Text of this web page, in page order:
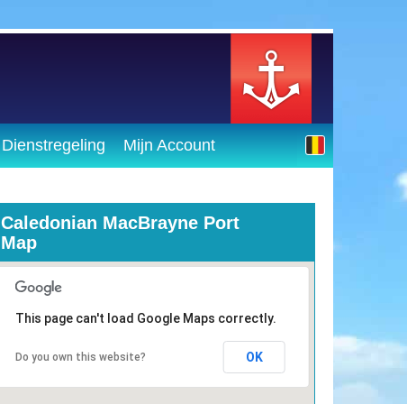
Dienstregeling Mijn Account
Caledonian MacBrayne Port
Map
This page can't load Google Maps correctly.
Do you own this website? OK